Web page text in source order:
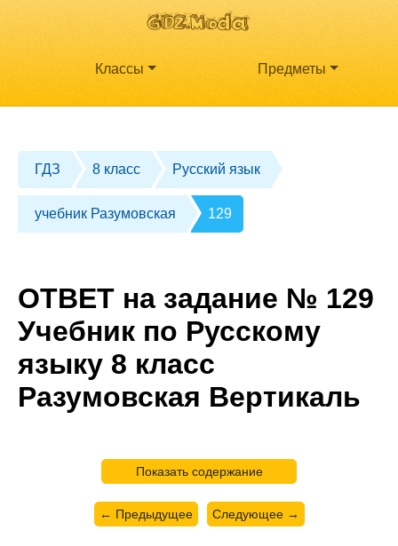
Классы Предметы
ГДЗ 8 класс Русский язык
учебник Разумовская 129
ОТВЕТ на задание № 129
Учебник по Русскому
языку 8 класс
Разумовская Вертикаль
Показать содержание
← Предыдущее Следующее →